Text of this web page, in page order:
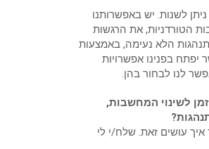
לשנות. יש באפשרותנו
הטורדניות, את הרגשות
הלא נעימה, באמצעות
יפתח בפנינו אפשרויות
לנו לבחור בהן.
לשינוי המחשבות,
עושים זאת. שלח/י לי